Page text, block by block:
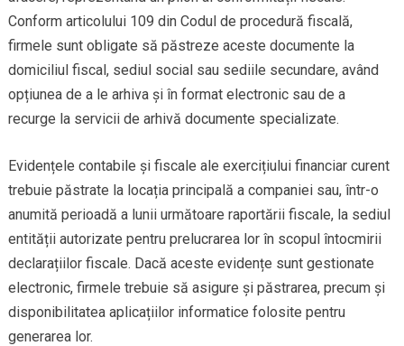
Conform articolului 109 din Codul de procedură fiscală,
firmele sunt obligate să păstreze aceste documente la
domiciliul fiscal, sediul social sau sediile secundare, având
opțiunea de a le arhiva și în format electronic sau de a
recurge la servicii de arhivă documente specializate.
Evidențele contabile și fiscale ale exercițiului financiar curent
trebuie păstrate la locația principală a companiei sau, într-o
anumită perioadă a lunii următoare raportării fiscale, la sediul
entității autorizate pentru prelucrarea lor în scopul întocmirii
declarațiilor fiscale. Dacă aceste evidențe sunt gestionate
electronic, firmele trebuie să asigure și păstrarea, precum și
disponibilitatea aplicațiilor informatice folosite pentru
generarea lor.